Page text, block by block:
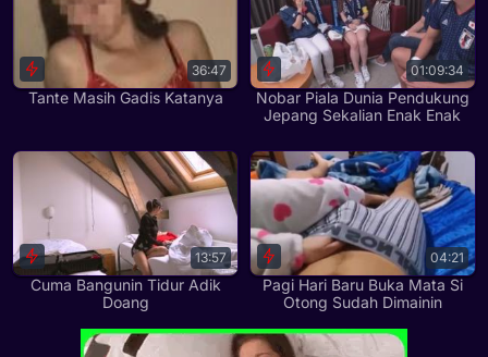
Tante Masih Gadis Katanya
36:47
Nobar Piala Dunia Pendukung
Jepang Sekalian Enak Enak
01:09:34
Cuma Bangunin Tidur Adik
Doang
13:57
Pagi Hari Baru Buka Mata Si
Otong Sudah Dimainin
04:21